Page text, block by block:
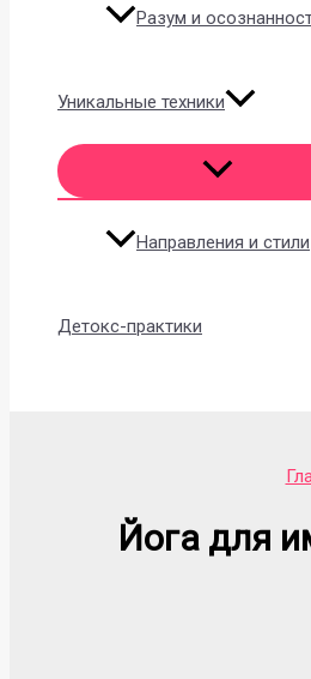
Разум и
Уникальные техники
Направления и стили
Детокс-практики
Йога для